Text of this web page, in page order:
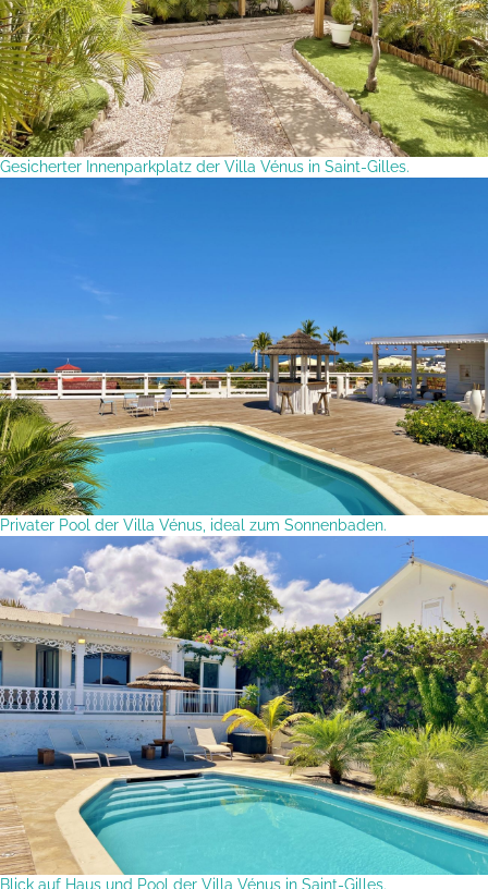
Gesicherter Innenparkplatz der Villa Vénus in Saint-Gilles.
Privater Pool der Villa Vénus, ideal zum Sonnenbaden.
Blick auf Haus und Pool der Villa Vénus in Saint-Gilles.